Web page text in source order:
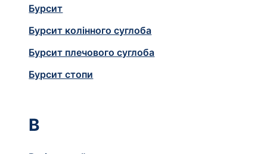
Бурсит
Бурсит колінного суглоба
Бурсит плечового суглоба
Бурсит стопи
В